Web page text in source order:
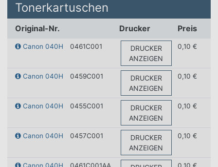
Tonerkartuschen
Original-Nr. Drucker Preis
Canon 040H 0461C001
DRUCKER
ANZEIGEN
0,10 €
Canon 040H 0459C001
DRUCKER
ANZEIGEN
0,10 €
Canon 040H 0455C001
DRUCKER
ANZEIGEN
0,10 €
Canon 040H 0457C001
DRUCKER
ANZEIGEN
0,10 €